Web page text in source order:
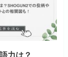
力は？